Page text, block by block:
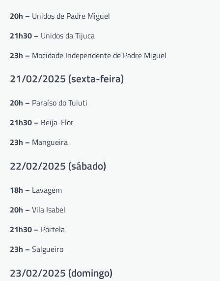
20h – Unidos de Padre Miguel
21h30 – Unidos da Tijuca
23h – Mocidade Independente de Padre Miguel
21/02/2025 (sexta-feira)
20h – Paraíso do Tuiuti
21h30 – Beija-Flor
23h – Mangueira
22/02/2025 (sábado)
18h – Lavagem
20h – Vila Isabel
21h30 – Portela
23h – Salgueiro
23/02/2025 (domingo)